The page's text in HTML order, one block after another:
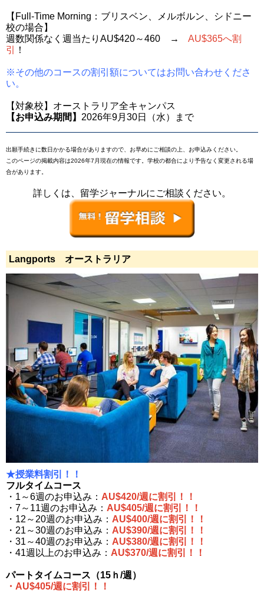
【Full-Time Morning：ブリスベン、メルボルン、シドニー
校の場合】
週数関係なく週当たりAU$420～460 → AU$365へ割
引
！
※その他のコースの割引額についてはお問い合わせくださ
い。
【対象校】オーストラリア全キャンパス
【お申込み期間】 2026年9月30日（水）まで
出願手続きに数日かかる場合がありますので、お早めにご相談の上、お申込みください。
このページの掲載内容は2026年7月現在の情報です。学校の都合により予告なく変更される場
合があります。
詳しくは、留学ジャーナルにご相談ください。
Langports オーストラリア
★授業料割引！！
フルタイムコース
・1～6週のお申込み： AU$420/週に割引！！
・7～11週のお申込み： AU$405/週に割引！！
・12～20週のお申込み： AU$400/週に割引！！
・21～30週のお申込み： AU$390/週に割引！！
・31～40週のお申込み： AU$380/週に割引！！
・41週以上のお申込み： AU$370/週に割引！！
パートタイムコース（15ｈ/週）
・AU$405/週に割引！！